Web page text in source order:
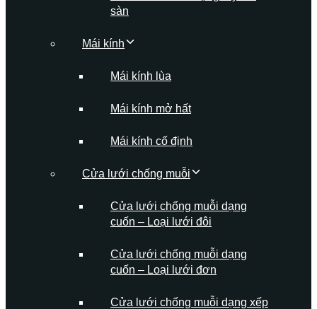
sàn
Mái kính
Mái kính lùa
Mái kính mở hất
Mái kính cố định
Cửa lưới chống muỗi
Cửa lưới chống muỗi dạng
cuốn – Loại lưới đôi
Cửa lưới chống muỗi dạng
cuốn – Loại lưới đơn
Cửa lưới chống muỗi dạng xếp